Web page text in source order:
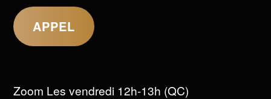
APPEL
Zoom Les vendredi 12h-13h (QC)